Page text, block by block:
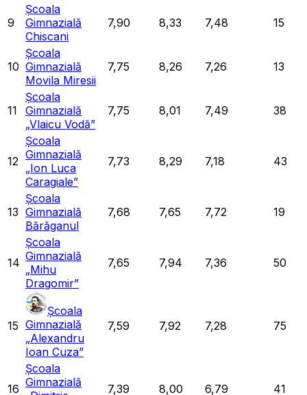
9
Școala
Gimnazială
Chiscani
7,90 8,33 7,48 15
10
Școala
Gimnazială
Movila Miresii
7,75 8,26 7,26 13
11
Școala
Gimnazială
„Vlaicu Vodă”
7,75 8,01 7,49 38
12
Școala
Gimnazială
„Ion Luca
Caragiale”
7,73 8,29 7,18 43
13
Școala
Gimnazială
Bărăganul
7,68 7,65 7,72 19
14
Școala
Gimnazială
„Mihu
Dragomir”
7,65 7,94 7,36 50
15
Școala
Gimnazială
„Alexandru
Ioan Cuza”
7,59 7,92 7,28 75
16
Școala
Gimnazială
7,39 8,00 6,79 41